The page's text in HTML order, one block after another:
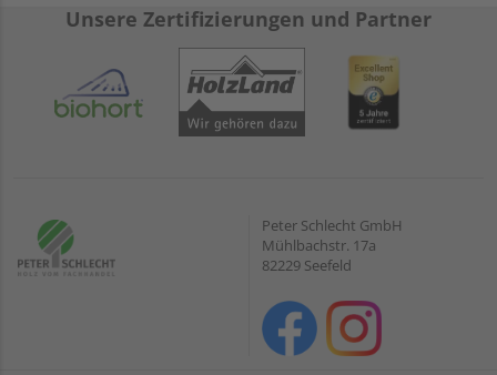
Unsere Zertifizierungen und Partner
Peter Schlecht GmbH
Mühlbachstr. 17a
82229 Seefeld